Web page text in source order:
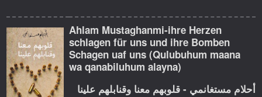
Ahlam Mustaghanmi-ihre Herzen
schlagen für uns und ihre Bomben
Schagen uaf uns (Qulubuhum maana
wa qanabiluhum alayna)
أحلام مستغانمي - قلوبهم معنا وقنابلهم علينا